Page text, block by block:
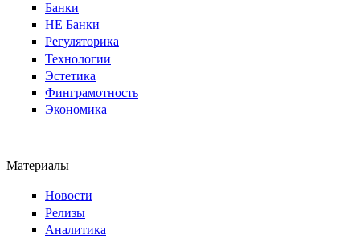
Банки
НЕ Банки
Регуляторика
Технологии
Эстетика
Финграмотность
Экономика
Материалы
Новости
Релизы
Аналитика